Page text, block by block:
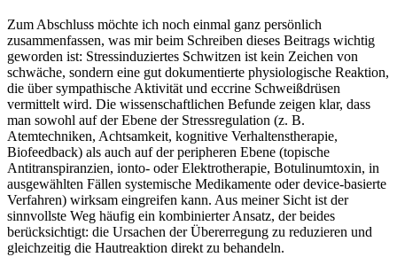
Zum​ Abschluss‍ möchte ich noch einmal ‍ganz persönlich
zusammenfassen, was mir beim Schreiben dieses Beitrags wichtig
geworden ist: Stressinduziertes Schwitzen‌ ist kein Zeichen von
schwäche, sondern eine gut dokumentierte physiologische Reaktion,
die über sympathische Aktivität und eccrine Schweißdrüsen
vermittelt ‍wird. Die wissenschaftlichen Befunde ​zeigen​ klar, dass
man sowohl auf der ⁢Ebene der Stressregulation‌ (z. B.
Atemtechniken,​ Achtsamkeit, kognitive Verhaltenstherapie,
Biofeedback) als auch auf der peripheren Ebene​ (topische
Antitranspiranzien, ionto- oder Elektrotherapie, Botulinumtoxin, in‌
ausgewählten ‌Fällen systemische Medikamente oder device-basierte ​
Verfahren) wirksam eingreifen kann. Aus meiner Sicht ist der
sinnvollste Weg häufig ein kombinierter Ansatz,‍ der beides
berücksichtigt: die Ursachen der⁤ Übererregung ​zu reduzieren ​und
gleichzeitig⁣ die Hautreaktion direkt ⁢zu ‍behandeln.